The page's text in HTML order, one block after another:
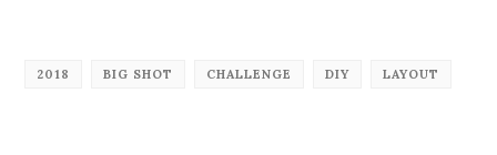
2018 BIG SHOT CHALLENGE DIY LAYOUT